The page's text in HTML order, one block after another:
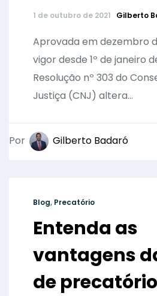
1 de outubro de 2021 Gilberto
Aprovada em dezembro
vigor desde 1º de janeiro
Resolução nº 303 do
Justiça (CNJ) altera...
Por Gilberto Badaró
Blog, Precatório
Entenda as
vantagens
de